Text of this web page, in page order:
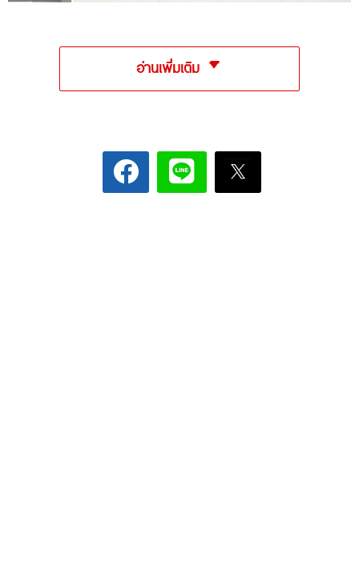
อ่านเพิ่มเติม